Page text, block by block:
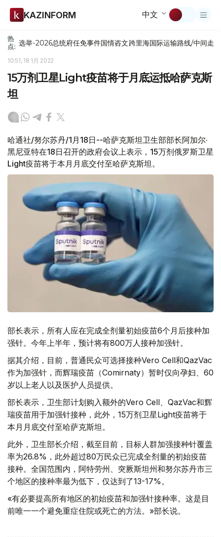
KAZINFORM 中文
热
点: 选举-2026总统府任免事件国情咨文跨里海国际运输路线/中间走廊
10:51, 18 1月 2022
15万剂卫星Light疫苗将于月底运抵哈萨克斯
坦
哈通社/努尔苏丹/1月18日--哈萨克斯坦卫生部部长阿加尔·
黑尼亚特在18日召开的政府会议上表示，15万剂俄罗斯卫星
Light疫苗将于本月月底交付至哈萨克斯坦。
部长表示，所有人应在完成全剂量初始疫苗6个月后接种加
强针。今年上半年，预计将有800万人接种加强针。
据其介绍，目前，普通民众可选择接种Vero Cell和QazVac
作为加强针，而辉瑞疫苗（Comirnaty）暂时仅向孕妇、60
岁以上老人以及医护人员提供。
部长表示，卫生部计划购入额外的Vero Cell、QazVac和辉
瑞疫苗用于加强针接种，此外，15万剂卫星Light疫苗将于
本月月底交付至哈萨克斯坦。
此外，卫生部长介绍，截至目前，目标人群加强接种针覆盖
率为26.8%，此外超过80万民众已完成全剂量的初始疫苗
接种。全国范围内，阿特劳州、突厥斯坦州和努尔苏丹市三
个地区的接种率最为低下，仅达到了13-17%。
«有必要提高所有地区的初始疫苗和加强针接种率。这是目
前唯一一个避免重症住院或死亡的方法。»部长说。